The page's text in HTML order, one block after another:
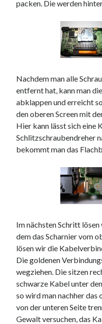
Impressum / Datenschutz
Arduino und BME 280
packen. Die werden
Nachdem man alle
entfernt hat, kann man
abklappen und erreicht
den oberen Screen mit
Hier kann lässt sich eine
Schlitzschraubendreher
bekommt man das
Im nächsten Schritt
dem das Scharnier vom
lösen wir die
Die goldenen
wegziehen. Die sitzen
schwarze Kabel unter
so wird man nachher
von der unteren Seite
Gewalt versuchen, das